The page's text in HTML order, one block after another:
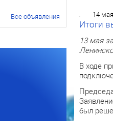
14
Итоги
13 мая
В ходе
был
Все объявления